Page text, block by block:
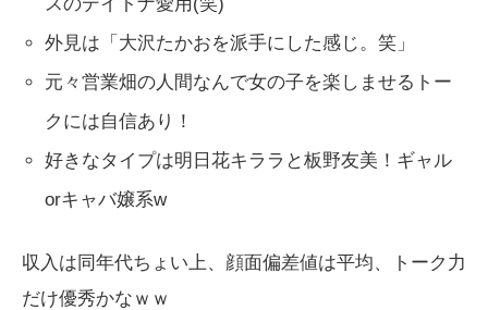
外見は「大沢たかおを派手にした感じ。笑」
元々営業畑の人間なんで女の子を楽しませるトー
クには自信あり！
好きなタイプは明日花キララと板野友美！ギャル
orキャバ嬢系w
収入は同年代ちょい上、顔面偏差値は平均、トーク力
だけ優秀かなｗｗ